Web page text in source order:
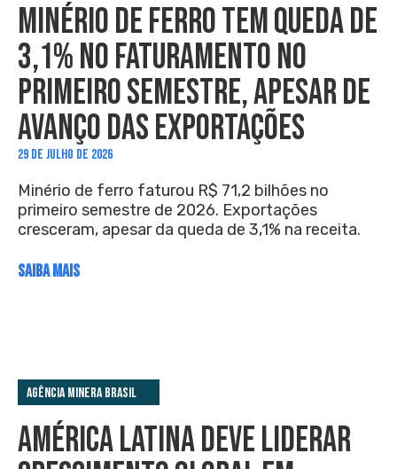
MINÉRIO DE FERRO TEM QUEDA DE
3,1% NO FATURAMENTO NO
PRIMEIRO SEMESTRE, APESAR DE
AVANÇO DAS EXPORTAÇÕES
29 DE JULHO DE 2026
Minério de ferro faturou R$ 71,2 bilhões no
primeiro semestre de 2026. Exportações
cresceram, apesar da queda de 3,1% na receita.
SAIBA MAIS
Agência Minera Brasil
AMÉRICA LATINA DEVE LIDERAR